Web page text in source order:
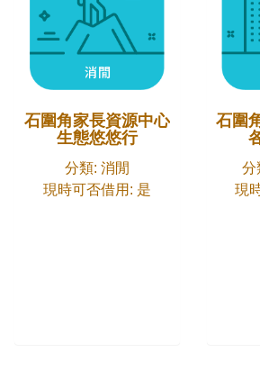
石圍角家長資源中心
生態悠悠行
分類: 消閒
現時可否借用: 是
石圍
分
現